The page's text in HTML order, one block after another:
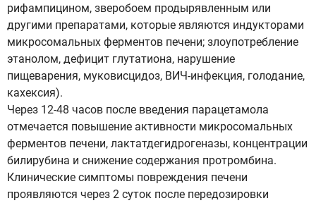
рифампицином, зверобоем продырявленным или
другими препаратами, которые являются индукторами
микросомальных ферментов печени; злоупотребление
этанолом, дефицит глутатиона, нарушение
пищеварения, муковисцидоз, ВИЧ-инфекция, голодание,
кахексия).
Через 12-48 часов после введения парацетамола
отмечается повышение активности микросомальных
ферментов печени, лактатдегидрогеназы, концентрации
билирубина и снижение содержания протромбина.
Клинические симптомы повреждения печени
проявляются через 2 суток после передозировки